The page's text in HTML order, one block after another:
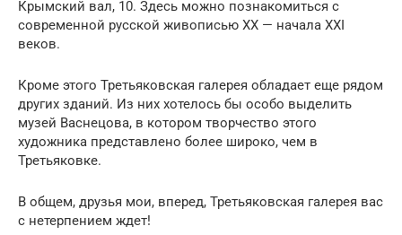
Крымский вал, 10. Здесь можно познакомиться с
современной русской живописью XX — начала XXI
веков.
Кроме этого Третьяковская галерея обладает еще рядом
других зданий. Из них хотелось бы особо выделить
музей Васнецова, в котором творчество этого
художника представлено более широко, чем в
Третьяковке.
В общем, друзья мои, вперед, Третьяковская галерея вас
с нетерпением ждет!